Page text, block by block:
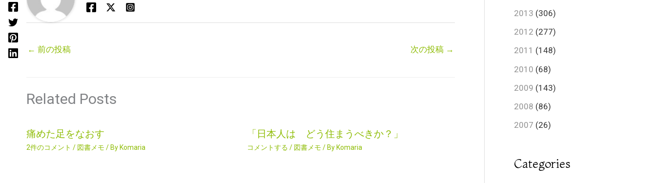
← 前の投稿 次の投稿 →
Related Posts
痛めた足をなおす
2件のコメント / 図書メモ / By Komaria
「日本人は どう住まうべきか？」
コメントする / 図書メモ / By Komaria
2013 (306)
2012 (277)
2011 (148)
2010 (68)
2009 (143)
2008 (86)
2007 (26)
Categories